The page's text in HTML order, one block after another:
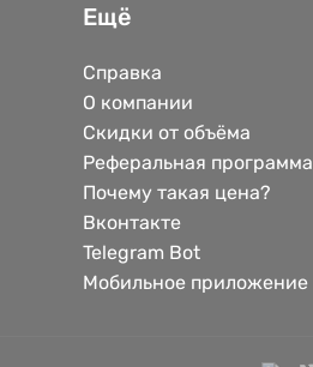
Ещё
Справка
О компании
Скидки от объёма
Реферальная программа
Почему такая цена?
Вконтакте
Telegram Bot
Мобильное приложение